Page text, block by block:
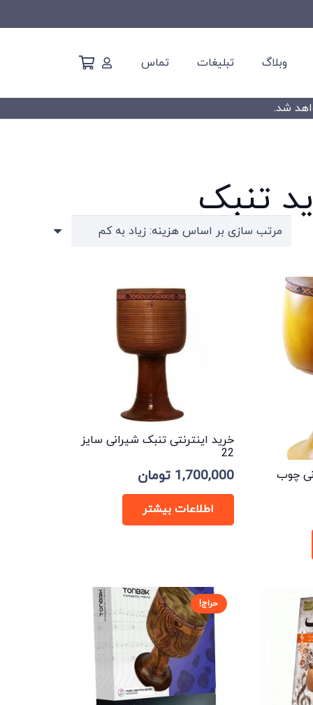
وبلاگ تبلیغات تماس
تنبک
چوب
خرید اینترنتی تنبک شیرانی سایز
22
1,700,000 تومان
اطلاعات بیشتر
حراج!